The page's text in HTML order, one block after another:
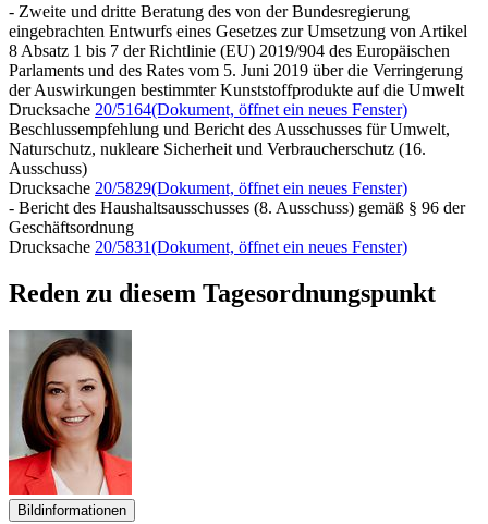
- Zweite und dritte Beratung des von der Bundesregierung
eingebrachten Entwurfs eines Gesetzes zur Umsetzung von Artikel
8 Absatz 1 bis 7 der Richtlinie (EU) 2019/904 des Europäischen
Parlaments und des Rates vom 5. Juni 2019 über die Verringerung
der Auswirkungen bestimmter Kunststoffprodukte auf die Umwelt
Drucksache 20/5164(Dokument, öffnet ein neues Fenster)
Beschlussempfehlung und Bericht des Ausschusses für Umwelt,
Naturschutz, nukleare Sicherheit und Verbraucherschutz (16.
Ausschuss)
Drucksache 20/5829(Dokument, öffnet ein neues Fenster)
- Bericht des Haushaltsausschusses (8. Ausschuss) gemäß § 96 der
Geschäftsordnung
Drucksache 20/5831(Dokument, öffnet ein neues Fenster)
Reden zu diesem Tagesordnungspunkt
Bildinformationen